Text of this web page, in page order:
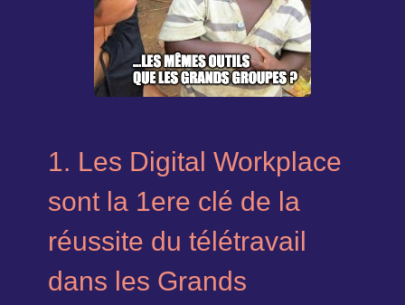
1. Les Digital Workplace
sont la 1ere clé de la
réussite du télétravail
dans les Grands